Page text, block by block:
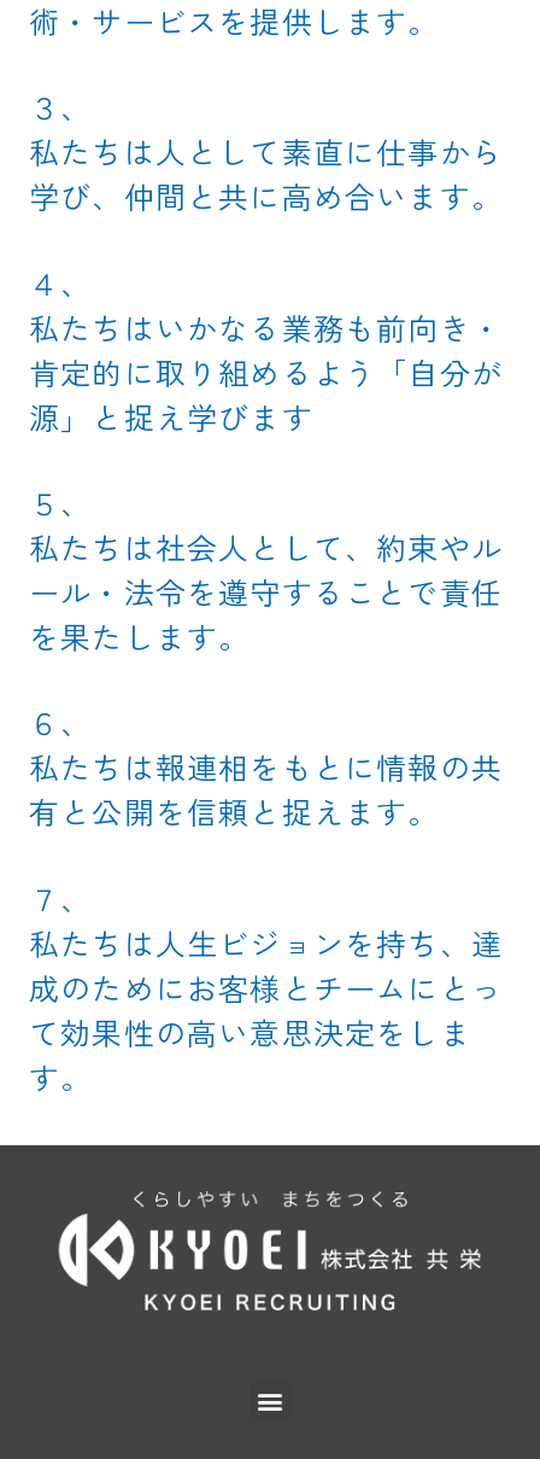
術・サービスを提供します。
３、
私たちは人として素直に仕事から
学び、仲間と共に高め合います。
４、
私たちはいかなる業務も前向き・
肯定的に取り組めるよう「自分が
源」と捉え学びます
５、
私たちは社会人として、約束やル
ール・法令を遵守することで責任
を果たします。
６、
私たちは報連相をもとに情報の共
有と公開を信頼と捉えます。
７、
私たちは人生ビジョンを持ち、達
成のためにお客様とチームにとっ
て効果性の高い意思決定をしま
す。